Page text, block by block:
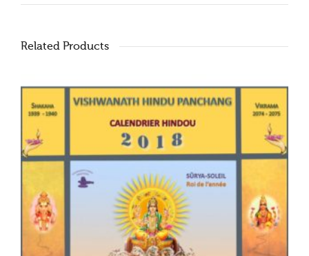
Related Products